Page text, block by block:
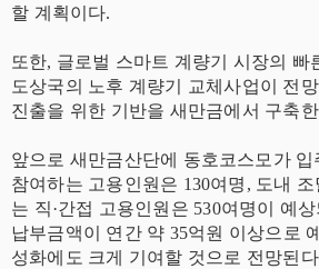
할 계획이다.
또한, 글로벌 스마트 계량기 시장의 빠
도상국의 노후 계량기 교체사업이 전
진출을 위한 기반을 새만금에서 구축
앞으로 새만금산단에 동호코스모가 입
참여하는 고용인원은 130여명, 도내
는 직·간접 고용인원은 530여명이 예
납부금액이 연간 약 35억원 이상으로
성화에도 크게 기여할 것으로 전망된